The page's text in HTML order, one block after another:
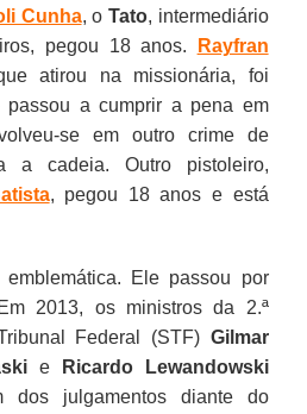
Cunha, o Tato, intermediário
pegou 18 anos.
Rayfran
atirou na missionária, foi
a cumprir a pena em
se em outro crime de
a cadeia. Outro pistoleiro,
, pegou 18 anos e está
Ele passou por
2013, os ministros da 2.ª
Federal (STF) Gilmar
e
Ricardo Lewandowski
dos julgamentos diante do